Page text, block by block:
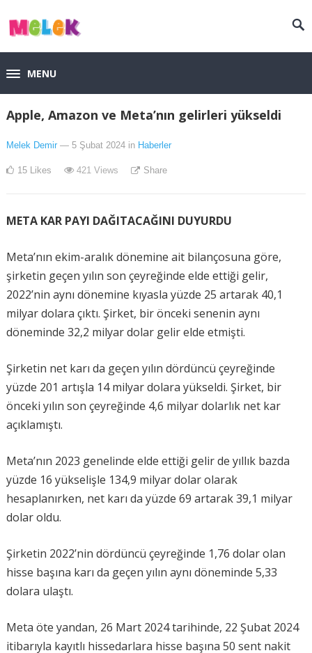
MENU
Apple, Amazon ve Meta’nın gelirleri yükseldi
Melek Demir — 5 Şubat 2024 in Haberler
15 Likes 421Views Share
META KAR PAYI DAĞITACAĞINI DUYURDU
Meta’nın ekim-aralık dönemine ait bilançosuna göre,
şirketin geçen yılın son çeyreğinde elde ettiği gelir,
2022’nin aynı dönemine kıyasla yüzde 25 artarak 40,1
milyar dolara çıktı. Şirket, bir önceki senenin aynı
döneminde 32,2 milyar dolar gelir elde etmişti.
Şirketin net karı da geçen yılın dördüncü çeyreğinde
yüzde 201 artışla 14 milyar dolara yükseldi. Şirket, bir
önceki yılın son çeyreğinde 4,6 milyar dolarlık net kar
açıklamıştı.
Meta’nın 2023 genelinde elde ettiği gelir de yıllık bazda
yüzde 16 yükselişle 134,9 milyar dolar olarak
hesaplanırken, net karı da yüzde 69 artarak 39,1 milyar
dolar oldu.
Şirketin 2022’nin dördüncü çeyreğinde 1,76 dolar olan
hisse başına karı da geçen yılın aynı döneminde 5,33
dolara ulaştı.
Meta öte yandan, 26 Mart 2024 tarihinde, 22 Şubat 2024
itibarıyla kayıtlı hissedarlara hisse başına 50 sent nakit